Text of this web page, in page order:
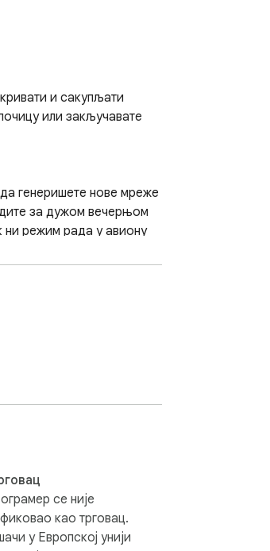
и сакупљати
или закључавате
генеришете нове мреже
за дужом вечерњом
ни режим рада у авиону
тај сценарио
сесије
палете боја, начин да
се није
као трговац.
у Европској унији